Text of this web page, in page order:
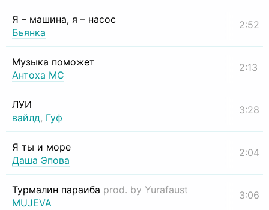
Я – машина, я – насос
Бьянка
2:52
Музыка поможет
Антоха МС
2:13
ЛУИ
вайлд, Гуф
3:28
Я ты и море
Даша Эпова
2:04
Турмалин параиба prod. by Yurafaust
MUJEVA
3:06